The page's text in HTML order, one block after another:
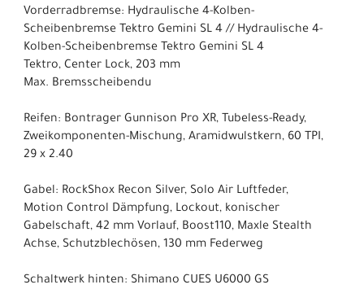
Vorderradbremse: Hydraulische 4-Kolben-
Scheibenbremse Tektro Gemini SL 4 // Hydraulische 4-
Kolben-Scheibenbremse Tektro Gemini SL 4
Tektro, Center Lock, 203 mm
Max. Bremsscheibendu
Reifen: Bontrager Gunnison Pro XR, Tubeless-Ready,
Zweikomponenten-Mischung, Aramidwulstkern, 60 TPI,
29 x 2.40
Gabel: RockShox Recon Silver, Solo Air Luftfeder,
Motion Control Dämpfung, Lockout, konischer
Gabelschaft, 42 mm Vorlauf, Boost110, Maxle Stealth
Achse, Schutzblechösen, 130 mm Federweg
Schaltwerk hinten: Shimano CUES U6000 GS